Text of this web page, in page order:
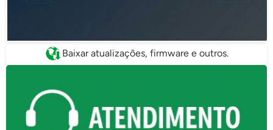
Baixar atualizações, firmware e outros.